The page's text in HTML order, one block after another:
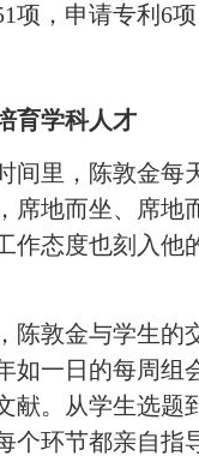
项，申请专利6项
学科人才
里，陈敦金每
席地而坐、席地
作态度也刻入他
敦金与学生的交
如一日的每周组
献。从学生选题
个环节都亲自指